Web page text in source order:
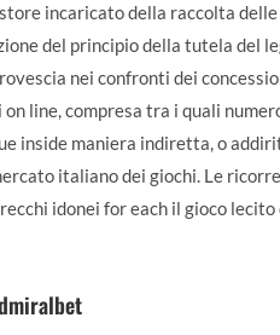
incaricato della raccolta
del principio della tutela del
nei confronti dei
line, compresa tra i quali
inside maniera indiretta, o
italiano dei giochi. Le
idonei for each il gioco